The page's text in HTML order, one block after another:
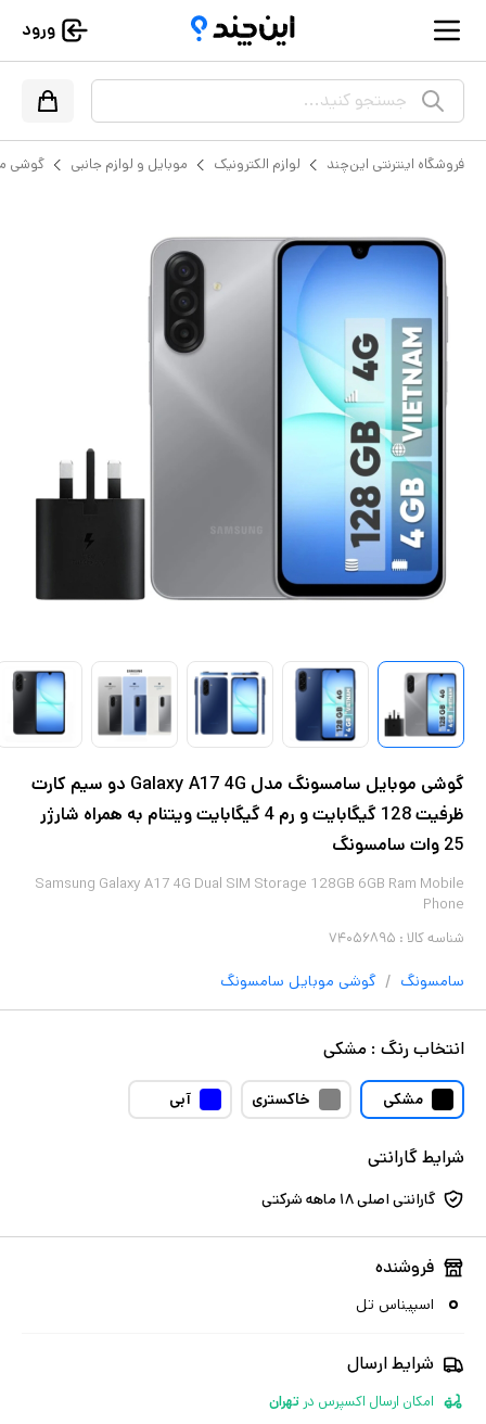
ورود
جستجو کنید...
فروشگاه اینترنتی این‌چند لوازم الکترونیک موبایل و لوازم جانبی گوشی
گوشی موبایل سامسونگ مدل Galaxy A17 4G دو سیم کارت
ظرفیت 128 گیگابایت و رم 4 گیگابایت ویتنام به همراه شارژر
25 وات سامسونگ
Samsung Galaxy A17 4G Dual SIM Storage 128GB 6GB Ram Mobile
Phone
شناسه کالا : ۷۴۰۵۶۸۹۵
سامسونگ / گوشی موبایل سامسونگ
انتخابرنگ : مشکی
مشکی خاکستری آبی
شرایط گارانتی
گارانتی اصلی ۱۸ ماهه شرکتی
فروشنده
اسپیناس تل
شرایط ارسال
امکان ارسال اکسپرس در تهران